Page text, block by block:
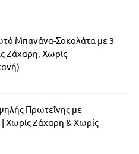
Μπανάνα-Σοκολάτα με 3
Ζάχαρη, Χωρίς
Πρωτεΐνης με
Χωρίς Ζάχαρη & Χωρίς